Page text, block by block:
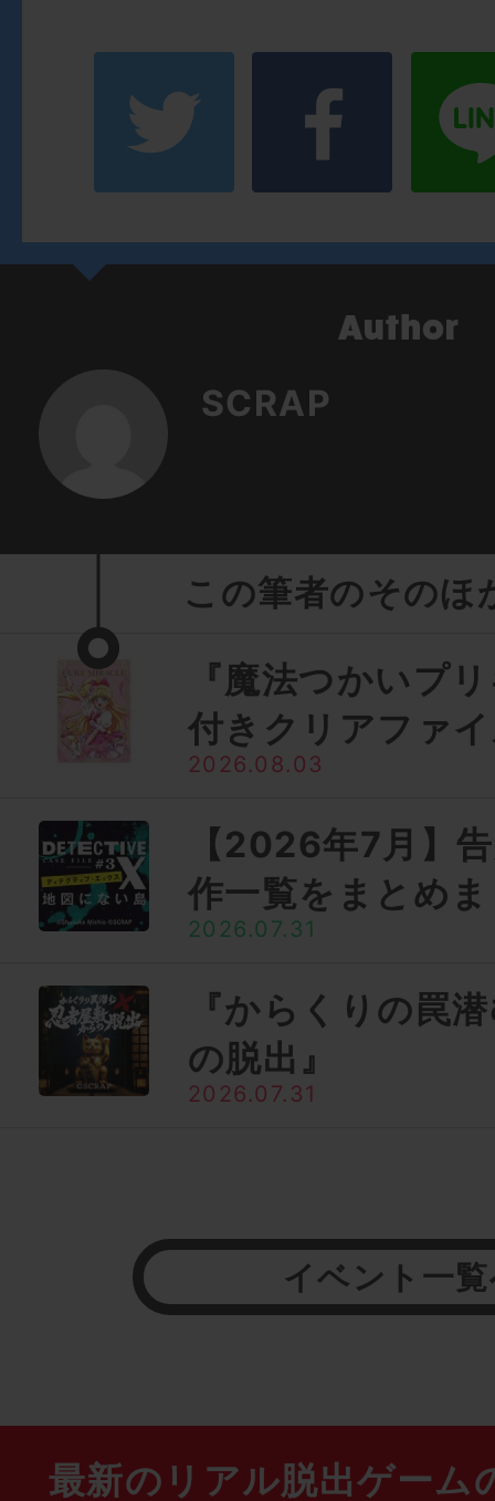
SCRAP
この筆者のそのほ
『魔法つかいプ
付きクリアファ
2026.08.03
【2026年7月】
作一覧をまとめ
2026.07.31
『からくりの罠
の脱出』
2026.07.31
イベント一
最新のリアル脱出ゲーム